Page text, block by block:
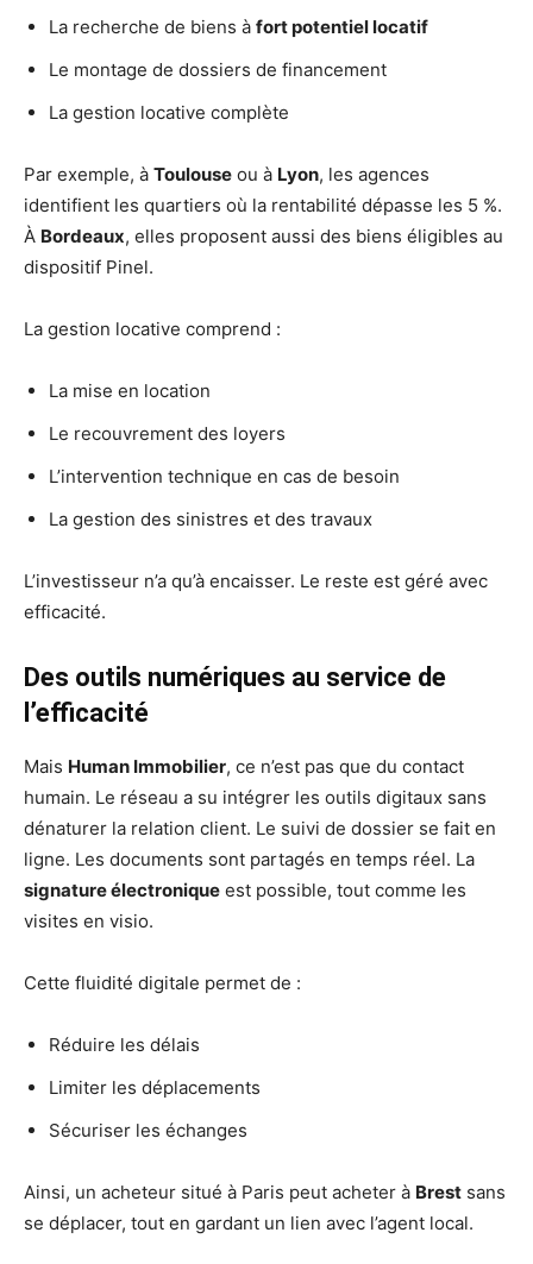
La recherche de biens à fort potentiel locatif
Le montage de dossiers de financement
La gestion locative complète
Par exemple, à Toulouse ou à Lyon, les agences
identifient les quartiers où la rentabilité dépasse les 5 %.
À Bordeaux, elles proposent aussi des biens éligibles au
dispositif Pinel.
La gestion locative comprend :
La mise en location
Le recouvrement des loyers
L’intervention technique en cas de besoin
La gestion des sinistres et des travaux
L’investisseur n’a qu’à encaisser. Le reste est géré avec
efficacité.
Des outils numériques au service de
l’efficacité
Mais Human Immobilier, ce n’est pas que du contact
humain. Le réseau a su intégrer les outils digitaux sans
dénaturer la relation client. Le suivi de dossier se fait en
ligne. Les documents sont partagés en temps réel. La
signature électronique est possible, tout comme les
visites en visio.
Cette fluidité digitale permet de :
Réduire les délais
Limiter les déplacements
Sécuriser les échanges
Ainsi, un acheteur situé à Paris peut acheter à Brest sans
se déplacer, tout en gardant un lien avec l’agent local.